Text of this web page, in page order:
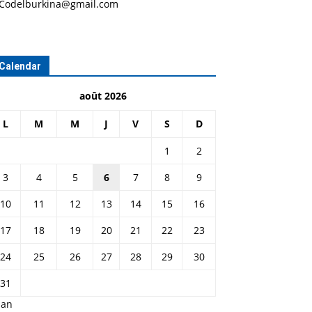
août 2026
L M M J V S D
1
2
3
4 5 6 7 8
9
10
11 12 13 14 15
16
17
18 19 20 21 22
23
24
25 26 27 28 29
30
31